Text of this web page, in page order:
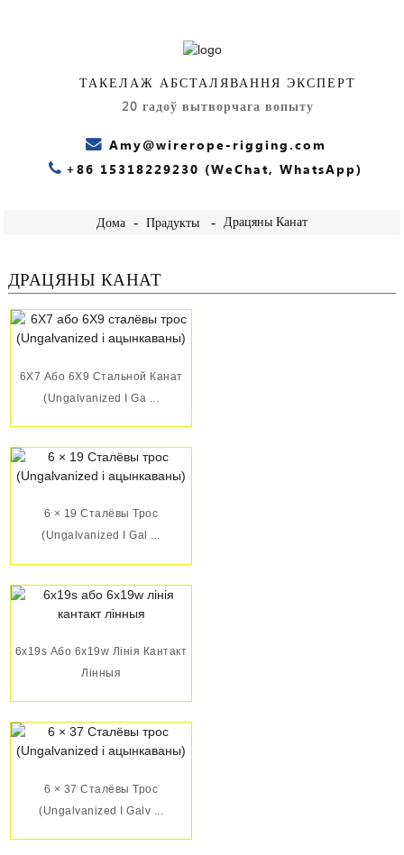
ТАКЕЛАЖ АБСТАЛЯВАННЯ ЭКСПЕРТ
20 гадоў вытворчага вопыту
Amy@wirerope-rigging.com
+86 15318229230 (WeChat, WhatsApp)
Дома Прадукты Драцяны Канат
ДРАЦЯНЫ КАНАТ
6X7 Або 6X9 Стальной Канат
(Ungalvanized І Ga ...
6 × 19 Сталёвы Трос
(Ungalvanized І Gal ...
6x19s Або 6x19w Лінія Кантакт
Лінныя
6 × 37 Сталёвы Трос
(Ungalvanized І Galv ...